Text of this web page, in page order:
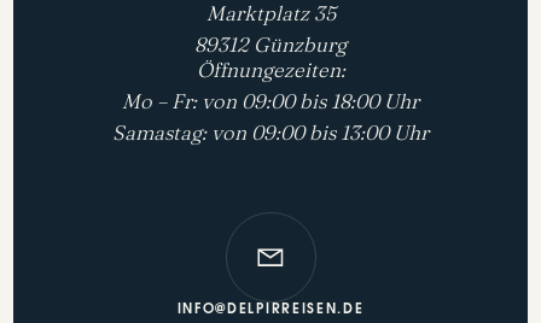
INFO@DELPIRREISEN.DE
Marktplatz 35
89312 Günzburg
Öffnungezeiten:
Mo – Fr: von 09:00 bis 18:00 Uhr
Samastag: von 09:00 bis 13:00 Uhr